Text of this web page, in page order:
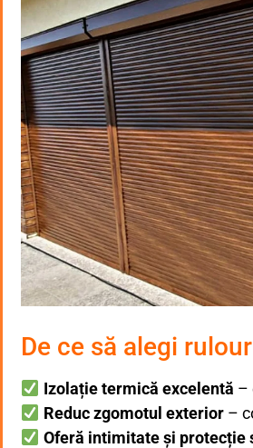
De ce să alegi
Izolație termică excelentă –
Reduc zgomotul exterior–
Oferă intimitate și protecție